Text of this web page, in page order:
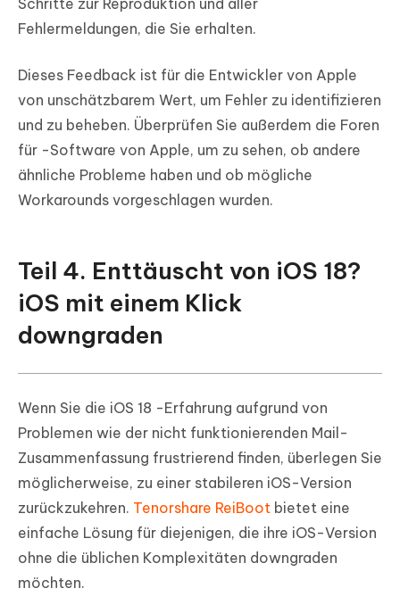
Fehlermeldungen, die Sie erhalten.
Dieses Feedback ist für die Entwickler von Apple
von unschätzbarem Wert, um Fehler zu identifizieren
und zu beheben. Überprüfen Sie außerdem die Foren
für -Software von Apple, um zu sehen, ob andere
ähnliche Probleme haben und ob mögliche
Workarounds vorgeschlagen wurden.
Teil 4. Enttäuscht von iOS 18?
iOS mit einem Klick
downgraden
Wenn Sie die iOS 18 -Erfahrung aufgrund von
Problemen wie der nicht funktionierenden Mail-
Zusammenfassung frustrierend finden, überlegen Sie
möglicherweise, zu einer stabileren iOS-Version
zurückzukehren. Tenorshare ReiBoot bietet eine
einfache Lösung für diejenigen, die ihre iOS-Version
ohne die üblichen Komplexitäten downgraden
möchten.